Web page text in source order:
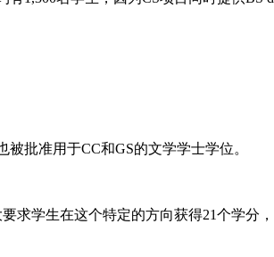
批准用于CC和GS的文学学士学位。
求学生在这个特定的方向获得21个学分